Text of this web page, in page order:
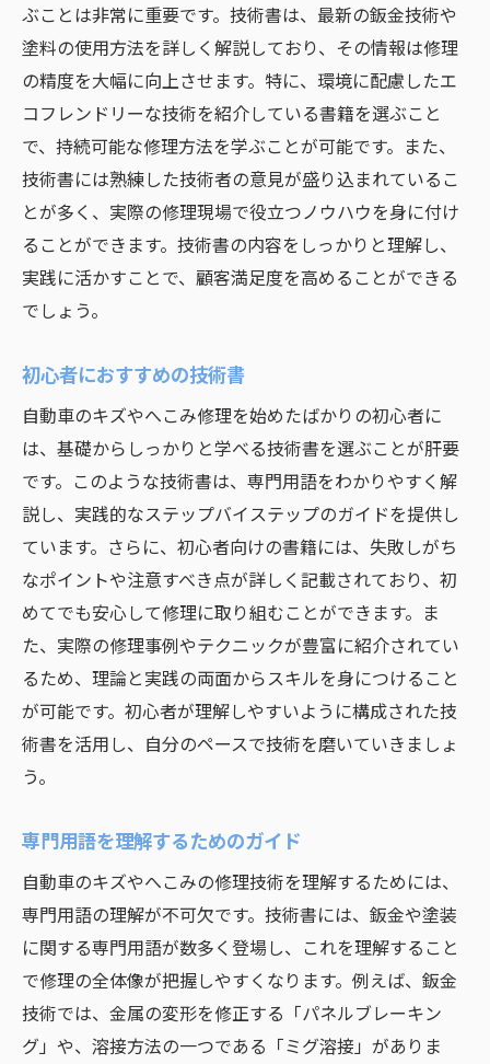
実践的なスキルを学べる技術書
プロが薦めるベストセラー技術書
初心者にもわかりやすい技術書の選び方
技術書を活用した修理の成功事例
エコフレンドリーな自動車修理技術書で環境配
慮
環境に優しい修理技術を学ぶ方法
エコフレンドリーな塗料の種類と選び方
エコフレンドリーな修理の実践方法
環境保護に貢献する技術書の選び方
熟練技術者が薦めるキズ修理技術書の選び方
プロの技術者が選ぶ技術書
修理現場で役立つ技術書の特徴
ベテランが愛用する技術書の紹介
技術者向けの深掘り技術書
レビューが高い技術書の見つけ方
熟練技術者の意見を取り入れた技術書選び
自動車修理の際に知っておくべき最新技術と技
術書
革新的な修理技術を紹介する技術書
最新技術を取り入れた技術書の選び方
デジタル技術が導入された修理方法
最新技術を反映した技術書の内容
技術書を活用した最新技術の実践
高品質な仕上がりを実現するための技術書活用
法
ぶことは非常に重要です。技術書は、最新の鈑金技術や
塗料の使用方法を詳しく解説しており、その情報は修理
の精度を大幅に向上させます。特に、環境に配慮したエ
コフレンドリーな技術を紹介している書籍を選ぶこと
で、持続可能な修理方法を学ぶことが可能です。また、
技術書には熟練した技術者の意見が盛り込まれているこ
とが多く、実際の修理現場で役立つノウハウを身に付け
ることができます。技術書の内容をしっかりと理解し、
実践に活かすことで、顧客満足度を高めることができる
でしょう。
初心者におすすめの技術書
自動車のキズやへこみ修理を始めたばかりの初心者に
は、基礎からしっかりと学べる技術書を選ぶことが肝要
です。このような技術書は、専門用語をわかりやすく解
説し、実践的なステップバイステップのガイドを提供し
ています。さらに、初心者向けの書籍には、失敗しがち
なポイントや注意すべき点が詳しく記載されており、初
めてでも安心して修理に取り組むことができます。ま
た、実際の修理事例やテクニックが豊富に紹介されてい
るため、理論と実践の両面からスキルを身につけること
が可能です。初心者が理解しやすいように構成された技
術書を活用し、自分のペースで技術を磨いていきましょ
う。
専門用語を理解するためのガイド
自動車のキズやへこみの修理技術を理解するためには、
専門用語の理解が不可欠です。技術書には、鈑金や塗装
に関する専門用語が数多く登場し、これを理解すること
で修理の全体像が把握しやすくなります。例えば、鈑金
技術では、金属の変形を修正する「パネルブレーキン
グ」や、溶接方法の一つである「ミグ溶接」がありま